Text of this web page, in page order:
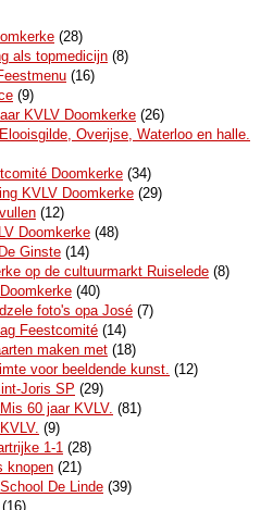
(28)
als topmedicijn (8)
(16)
(9)
KVLV Doomkerke (26)
Overijse, Waterloo en halle.
Doomkerke (34)
KVLV Doomkerke (29)
(12)
Doomkerke (48)
Ginste (14)
op de cultuurmarkt Ruiselede (8)
(40)
foto's opa José (7)
Feestcomité (14)
maken met (18)
voor beeldende kunst. (12)
Joris SP (29)
60 jaar KVLV. (81)
(9)
1-1 (28)
knopen (21)
De Linde (39)
(16)